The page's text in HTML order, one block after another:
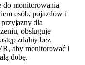
do monitorowania
osób, pojazdów i
dla
obsługuje
zdalny bez
aby monitorować i
dobę.